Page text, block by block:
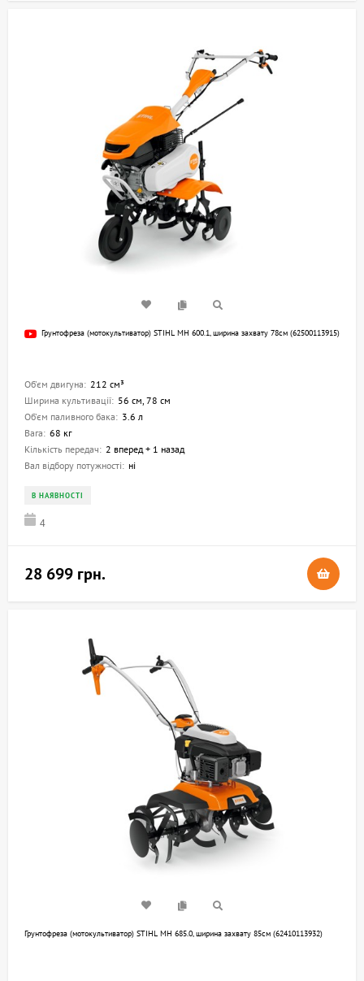
Грунтофреза (мотокультиватор) STIHL MH 600.1, ширина захвату 78см (62500113915)
Об'єм двигуна: 212 см³
Ширина культивації: 56 см, 78 см
Об'єм паливного бака: 3.6 л
Вага: 68 кг
Кількість передач: 2 вперед + 1 назад
Вал відбору потужності: ні
В НАЯВНОСТІ
4
28 699 грн.
Грунтофреза (мотокультиватор) STIHL MH 685.0, ширина захвату 85см (62410113932)